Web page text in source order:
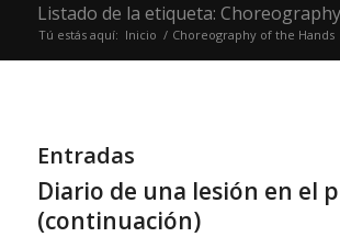
Listado de la etiqueta:
Tú estás aquí: Inicio / Choreography of the Hands
Entradas
Diario de una lesión en el
(continuación)